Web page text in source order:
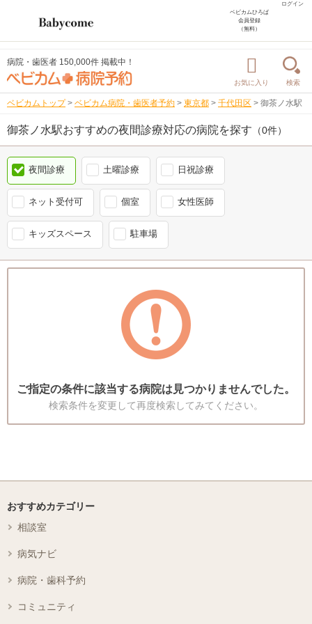
ログイン
ベビカムひろば
会員登録
（無料）
病院・歯医者 150,000件 掲載中！
お気に入り 検索
ベビカムトップ > ベビカム病院・歯医者予約 > 東京都 > 千代田区 > 御茶ノ水駅
御茶ノ水駅おすすめの夜間診療対応の病院を探す （0件）
夜間診療 土曜診療 日祝診療
ネット受付可 個室 女性医師
キッズスペース 駐車場
ご指定の条件に該当する病院は見つかりませんでした。
検索条件を変更して再度検索してみてください。
おすすめカテゴリー
相談室
病気ナビ
病院・歯科予約
コミュニティ